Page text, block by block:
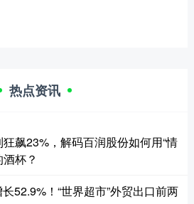
热点资讯
飙23%，解码百润股份如何用“情
杯？
52.9%！“世界超市”外贸出口前两